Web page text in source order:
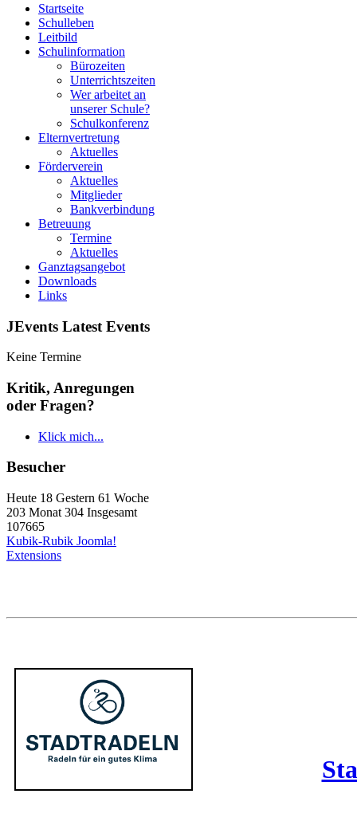
Startseite
Schulleben
Leitbild
Schulinformation
Bürozeiten
Unterrichtszeiten
Wer arbeitet an
unserer Schule?
Schulkonferenz
Elternvertretung
Aktuelles
Förderverein
Aktuelles
Mitglieder
Bankverbindung
Betreuung
Termine
Aktuelles
Ganztagsangebot
Downloads
Links
JEvents Latest Events
Keine Termine
Kritik, Anregungen
oder Fragen?
Klick mich...
Besucher
Heute 18 Gestern 61 Woche
203 Monat 304 Insgesamt
107665
Kubik-Rubik Joomla!
Extensions